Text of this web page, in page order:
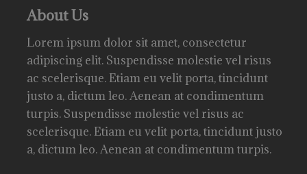
About Us
Lorem ipsum dolor sit amet, consectetur
adipiscing elit. Suspendisse molestie vel risus
ac scelerisque. Etiam eu velit porta, tincidunt
justo a, dictum leo. Aenean at condimentum
turpis. Suspendisse molestie vel risus ac
scelerisque. Etiam eu velit porta, tincidunt justo
a, dictum leo. Aenean at condimentum turpis.